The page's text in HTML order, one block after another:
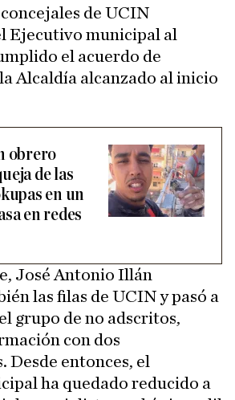
de UCIN
Ejecutivo municipal al
el acuerdo de
Alcaldía alcanzado al inicio
obrero
de las
en un
en redes
José Antonio Illán
las filas de UCIN y pasó a
grupo de no adscritos,
con dos
Desde entonces, el
ha quedado reducido a